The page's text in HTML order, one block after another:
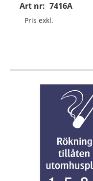
Art nr: 7416A
Material:Plan
Mått:105x148mm
Pris exkl.